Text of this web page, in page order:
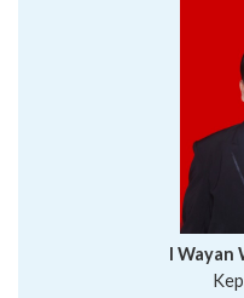
I Wayan